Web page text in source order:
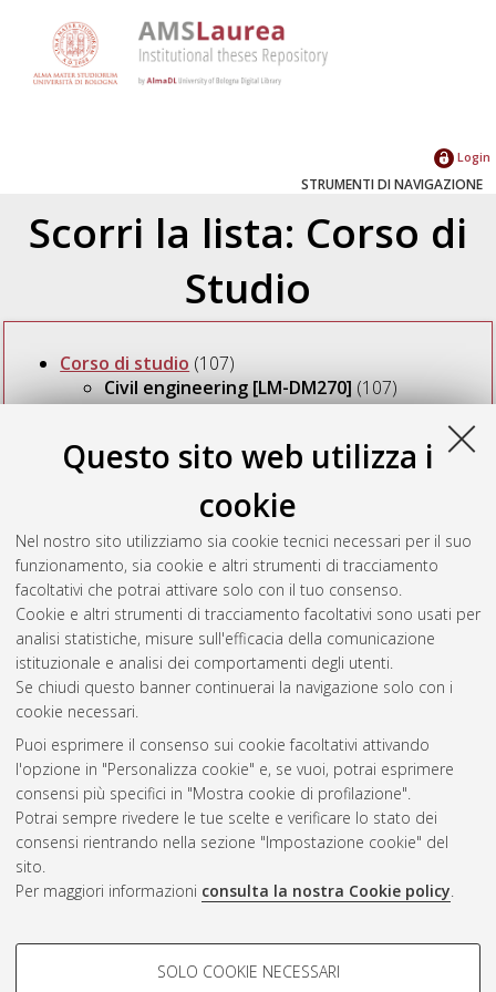
Questo sito web utilizza i
cookie
Nel nostro sito utilizziamo sia cookie tecnici necessari per il suo
funzionamento, sia cookie e altri strumenti di tracciamento
facoltativi che potrai attivare solo con il tuo consenso.
Cookie e altri strumenti di tracciamento facoltativi sono usati per
analisi statistiche, misure sull'efficacia della comunicazione
istituzionale e analisi dei comportamenti degli utenti.
Se chiudi questo banner continuerai la navigazione solo con i
cookie necessari.
Puoi esprimere il consenso sui cookie facoltativi attivando
l'opzione in "Personalizza cookie" e, se vuoi, potrai esprimere
consensi più specifici in "Mostra cookie di profilazione".
Potrai sempre rivedere le tue scelte e verificare lo stato dei
consensi rientrando nella sezione "Impostazione cookie" del
sito.
Per maggiori informazioni consulta la nostra Cookie policy.
COOKIE DI PROFILAZIONE -
SOLO COOKIE NECESSARI
Login
STRUMENTI DI NAVIGAZIONE
Scorri la lista: Corso di
Studio
Corso di studio (107)
Civil engineering [LM-DM270](107)
Seleziona un valore dall'elenco sottostante.
2016(25)
2015(6)
2014 (13)
2013(10)
2012(29)
2011(10)
Atom
Rss 1.0
Rss 2.0
AMS Laurea
Impostazioni Cookie
Informativa sulla privacy